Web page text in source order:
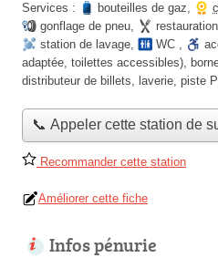
Services : bouteilles de gaz,
gonflage de pneu, restauration
station de lavage, WC ,
adaptée, toilettes accessibles),
distributeur de billets, laverie, piste
📞 Appeler cette station de
Recommander cette station
Améliorer cette fiche
Infos pénurie